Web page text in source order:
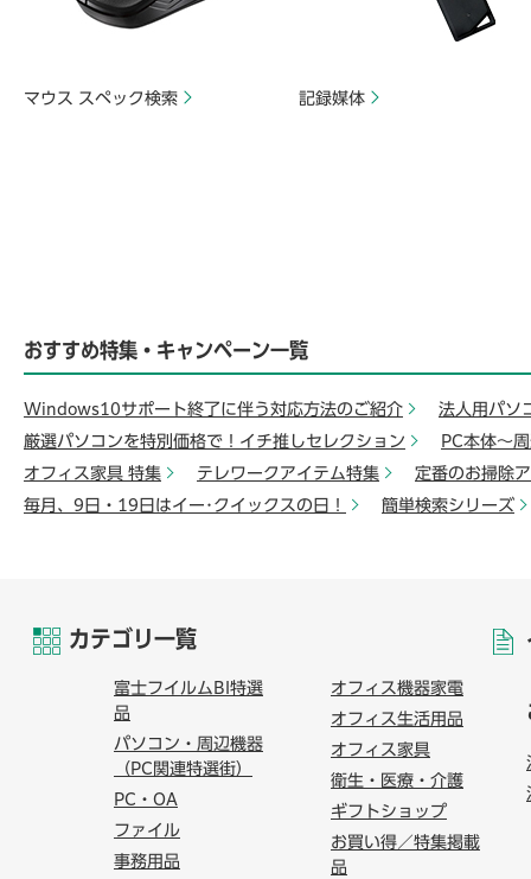
マウス スペック検索 記録媒体
おすすめ特集・キャンペーン一覧
Windows10サポート終了に伴う対応方法のご紹介
法人用パソ
厳選パソコンを特別価格で！イチ推しセレクション
PC本体～
オフィス家具 特集
テレワークアイテム特集
定番のお掃除
毎月、9日・19日はイー･クイックスの日！
簡単検索シリーズ
カテゴリ一覧
富士フイルムBI特選
品
パソコン・周辺機器
（PC関連特選街）
PC・OA
ファイル
事務用品
オフィス機器家電
オフィス生活用品
オフィス家具
衛生・医療・介護
ギフトショップ
お買い得／特集掲載
品